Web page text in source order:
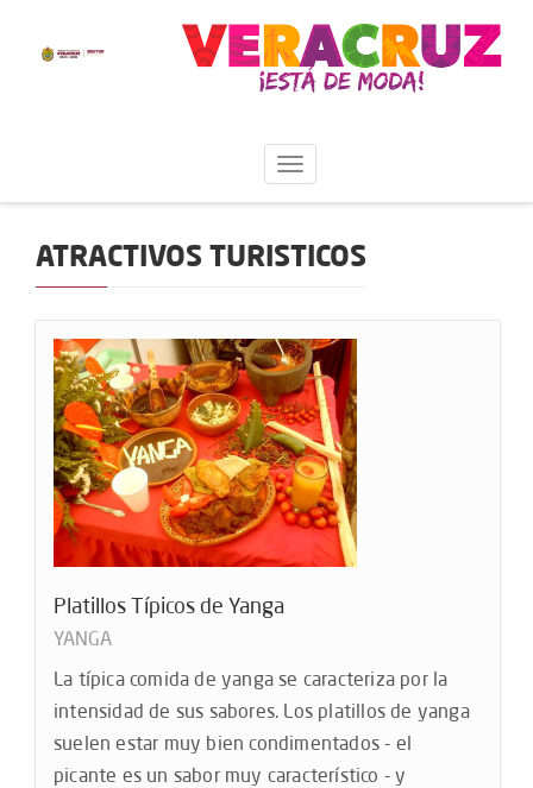
ATRACTIVOS TURISTICOS
Platillos Típicos de Yanga
YANGA
La típica comida de yanga se caracteriza por la
intensidad de sus sabores. Los platillos de yanga
suelen estar muy bien condimentados - el
picante es un sabor muy característico - y